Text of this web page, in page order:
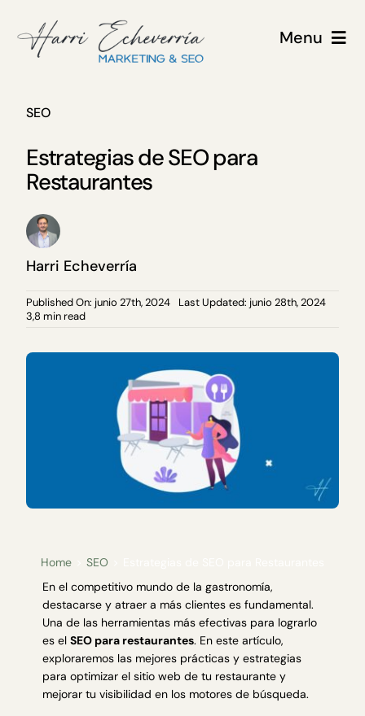
contenido
Menu
SEO
Estrategias de SEO para
Restaurantes
Harri Echeverría
Published On: junio 27th, 2024
Last Updated: junio 28th, 2024
3,8 min read
Home SEO
En el competitivo mundo de la gastronomía,
destacarse y atraer a más clientes es fundamental.
Una de las herramientas más efectivas para lograrlo
es el SEO para restaurantes. En este artículo,
exploraremos las mejores prácticas y estrategias
para optimizar el sitio web de tu restaurante y
mejorar tu visibilidad en los motores de búsqueda.